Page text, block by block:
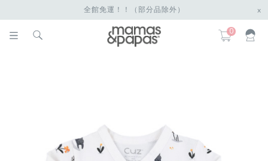
全館免運！！（部分品除外） x
0